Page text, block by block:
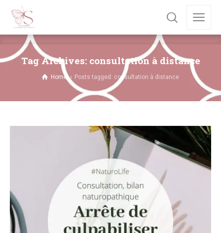
Tag Archives: consultation à distance
Home Posts tagged: consultation à distance